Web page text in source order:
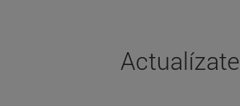
Actualízate